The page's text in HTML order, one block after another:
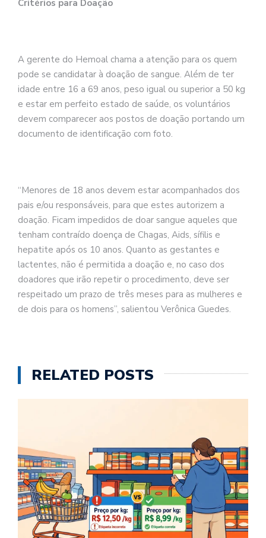
Critérios para Doação
A gerente do Hemoal chama a atenção para os quem
pode se candidatar à doação de sangue. Além de ter
idade entre 16 a 69 anos, peso igual ou superior a 50 kg
e estar em perfeito estado de saúde, os voluntários
devem comparecer aos postos de doação portando um
documento de identificação com foto.
“Menores de 18 anos devem estar acompanhados dos
pais e/ou responsáveis, para que estes autorizem a
doação. Ficam impedidos de doar sangue aqueles que
tenham contraído doença de Chagas, Aids, sífilis e
hepatite após os 10 anos. Quanto as gestantes e
lactentes, não é permitida a doação e, no caso dos
doadores que irão repetir o procedimento, deve ser
respeitado um prazo de três meses para as mulheres e
de dois para os homens”, salientou Verônica Guedes.
RELATED POSTS